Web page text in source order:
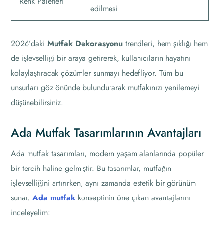
edilmesi
2026’dakiMutfak Dekorasyonu trendleri, hem şıklığı hem
de işlevselliği bir araya getirerek, kullanıcıların hayatını
kolaylaştıracak çözümler sunmayı hedefliyor. Tüm bu
unsurları göz önünde bulundurarak mutfakınızı yenilemeyi
düşünebilirsiniz.
Ada Mutfak Tasarımlarının Avantajları
Ada mutfak tasarımları, modern yaşam alanlarında popüler
bir tercih haline gelmiştir. Bu tasarımlar, mutfağın
işlevselliğini artırırken, aynı zamanda estetik bir görünüm
sunar.Ada mutfak konseptinin öne çıkan avantajlarını
inceleyelim: